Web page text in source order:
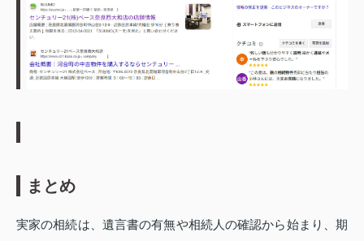
まとめ
実家の相続は、遺言書の有無や相続人の確認から始まり、期